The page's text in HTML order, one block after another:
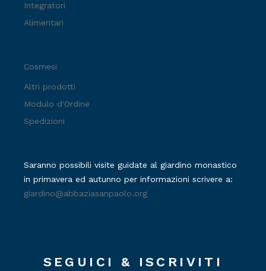
Integratori
Alimentari
Cosmesi
Altri prodotti
Modulo d'Ordine
Spedizioni
Saranno possibili visite guidate al giardino monastico
in primavera ed autunno per informazioni scrivere a:
giardino@abbaziasanpaolo.org
SEGUICI & ISCRIVITI